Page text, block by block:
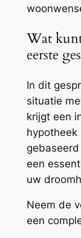
Wat
eerste
In dit
situatie
krijgt een
hypotheek
gebaseerd
een
uw
Neem de
een